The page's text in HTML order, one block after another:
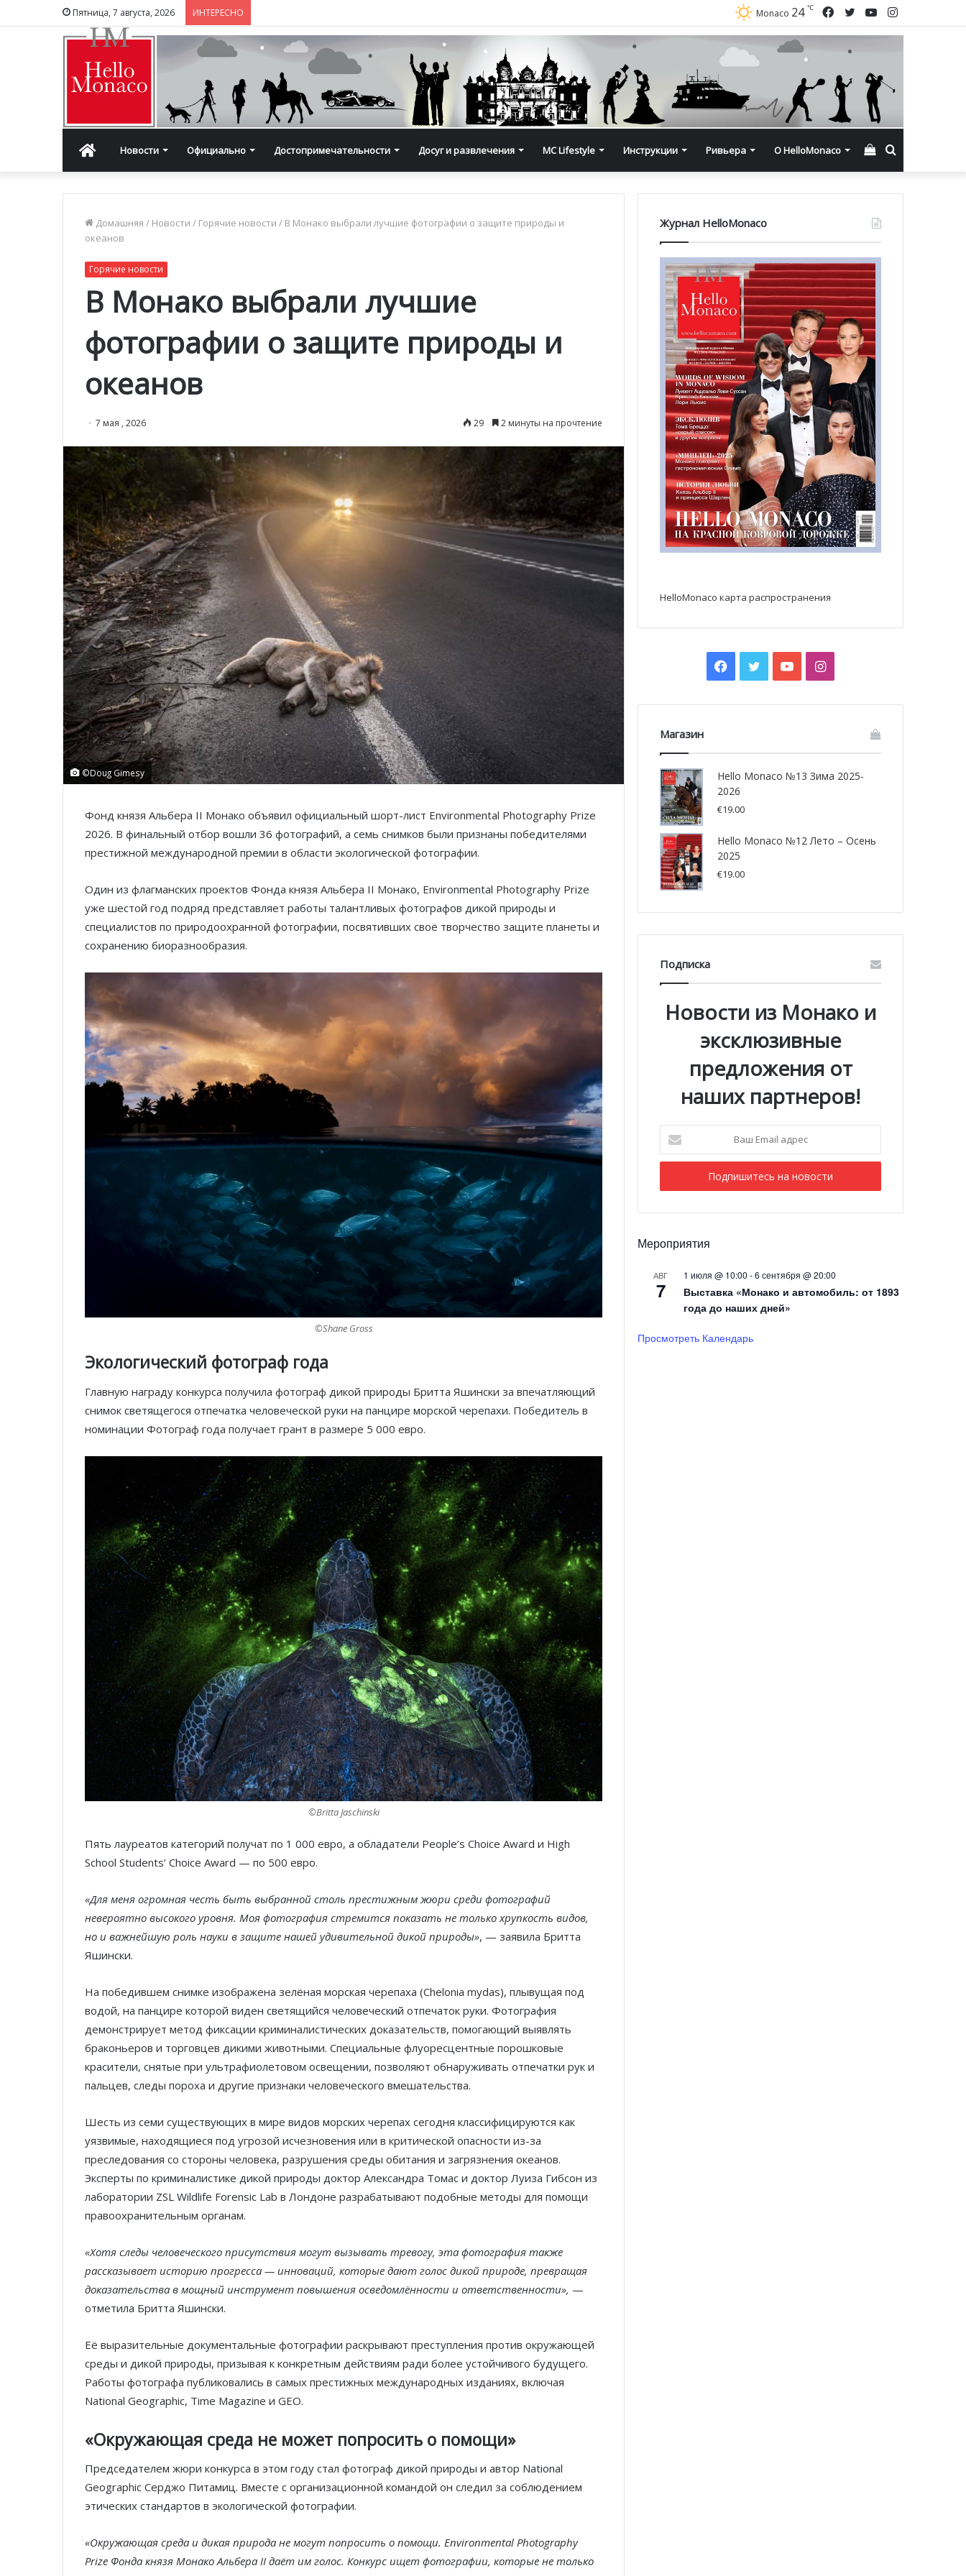
Пятница, 7 августа, 2026 ИНТЕРЕСНО Instagram
YouTube
Twitter
Facebook
Monaco 24 ℃
ГлавнаяНовости Официально Достопримечательности Досуг и развлечения MC Lifestyle Инструкции Ривьера О HelloMonaco Смотреть
корзину
Домашняя / Новости / Горячие новости / В Монако выбрали лучшие фотографии о защите природы и
океанов
Горячие новости
В Монако выбрали лучшие
фотографии о защите природы и
океанов
7 мая , 2026 29 2 минуты на прочтение
©Doug Gimesy
Фонд князя Альбера II Монако объявил официальный шорт-лист Environmental Photography Prize
2026. В финальный отбор вошли 36 фотографий, а семь снимков были признаны победителями
престижной международной премии в области экологической фотографии.
Один из флагманских проектов Фонда князя Альбера II Монако, Environmental Photography Prize
уже шестой год подряд представляет работы талантливых фотографов дикой природы и
специалистов по природоохранной фотографии, посвятивших своё творчество защите планеты и
сохранению биоразнообразия.
©Shane Gross
Экологический фотограф года
Главную награду конкурса получила фотограф дикой природы Бритта Яшински за впечатляющий
снимок светящегося отпечатка человеческой руки на панцире морской черепахи. Победитель в
номинации Фотограф года получает грант в размере 5 000 евро.
©Britta Jaschinski
Пять лауреатов категорий получат по 1 000 евро, а обладатели People’s Choice Award и High
School Students’ Choice Award — по 500 евро.
«Для меня огромная честь быть выбранной столь престижным жюри среди фотографий
невероятно высокого уровня. Моя фотография стремится показать не только хрупкость видов,
но и важнейшую роль науки в защите нашей удивительной дикой природы», — заявила Бритта
Яшински.
На победившем снимке изображена зелёная морская черепаха (Chelonia mydas), плывущая под
водой, на панцире которой виден светящийся человеческий отпечаток руки. Фотография
демонстрирует метод фиксации криминалистических доказательств, помогающий выявлять
браконьеров и торговцев дикими животными. Специальные флуоресцентные порошковые
красители, снятые при ультрафиолетовом освещении, позволяют обнаруживать отпечатки рук и
пальцев, следы пороха и другие признаки человеческого вмешательства.
Шесть из семи существующих в мире видов морских черепах сегодня классифицируются как
уязвимые, находящиеся под угрозой исчезновения или в критической опасности из-за
преследования со стороны человека, разрушения среды обитания и загрязнения океанов.
Эксперты по криминалистике дикой природы доктор Александра Томас и доктор Луиза Гибсон из
лаборатории ZSL Wildlife Forensic Lab в Лондоне разрабатывают подобные методы для помощи
правоохранительным органам.
«Хотя следы человеческого присутствия могут вызывать тревогу, эта фотография также
рассказывает историю прогресса — инноваций, которые дают голос дикой природе, превращая
доказательства в мощный инструмент повышения осведомлённости и ответственности», —
отметила Бритта Яшински.
Её выразительные документальные фотографии раскрывают преступления против окружающей
среды и дикой природы, призывая к конкретным действиям ради более устойчивого будущего.
Работы фотографа публиковались в самых престижных международных изданиях, включая
National Geographic, Time Magazine и GEO.
«Окружающая среда не может попросить о помощи»
Председателем жюри конкурса в этом году стал фотограф дикой природы и автор National
Geographic Серджо Питамиц. Вместе с организационной командой он следил за соблюдением
этических стандартов в экологической фотографии.
«Окружающая среда и дикая природа не могут попросить о помощи. Environmental Photography
Prize Фонда князя Монако Альбера II даёт им голос. Конкурс ищет фотографии, которые не только
Журнал HelloMonaco
HelloMonaco карта распространения
Facebook
TwitterYouTubeInstagram
Магазин
Hello Monaco №13 Зима 2025-
2026
€19.00
Hello Monaco №12 Лето – Осень
2025
€19.00
Подписка
Новости из Монако и
эксклюзивные
предложения от
наших партнеров!
Email
адрес
Мероприятия
АВГ
7
1 июля @ 10:00 -6 сентября @ 20:00
Выставка «Монако и автомобиль: от 1893
года до наших дней»
Просмотреть Календарь